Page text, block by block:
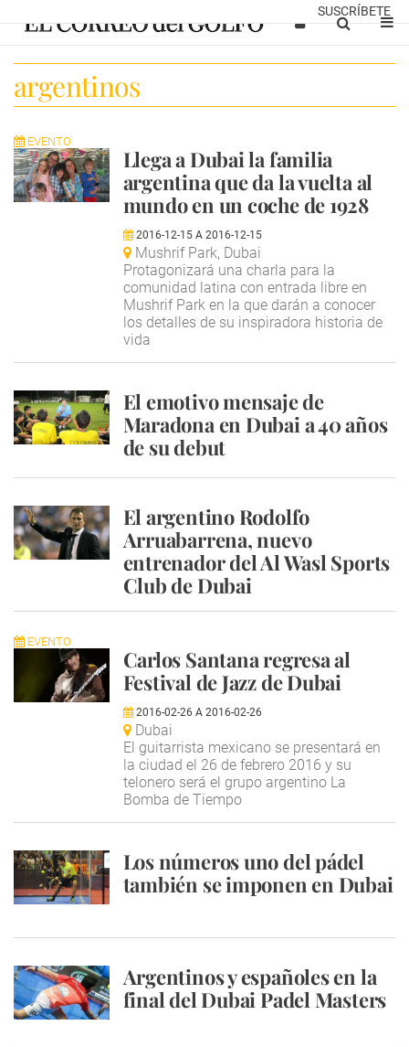
SUSCRÍBETE
argentinos
EVENTO
Llega a Dubai la familia
argentina que da la vuelta al
mundo en un coche de 1928
2016-12-15A 2016-12-15
Mushrif Park, Dubai
Protagonizará una charla para la
comunidad latina con entrada libre en
Mushrif Park en la que darán a conocer
los detalles de su inspiradora historia de
vida
El emotivo mensaje de
Maradona en Dubai a 40 años
de su debut
El argentino Rodolfo
Arruabarrena, nuevo
entrenador del Al Wasl Sports
Club de Dubai
EVENTO
Carlos Santana regresa al
Festival de Jazz de Dubai
2016-02-26 A 2016-02-26
Dubai
El guitarrista mexicano se presentará en
la ciudad el 26 de febrero 2016 y su
telonero será el grupo argentino La
Bomba de Tiempo
Los números uno del pádel
también se imponen en Dubai
Argentinos y españoles en la
final del Dubai Padel Masters